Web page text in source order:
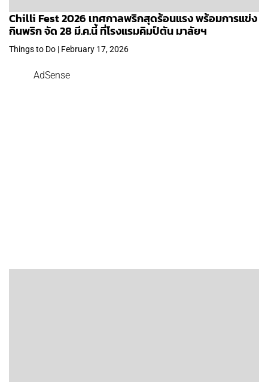
Chilli Fest 2026 เทศกาลพริกสุดร้อนแรง พร้อมการแข่ง
กินพริก จัด 28 มี.ค.นี้ ที่โรงแรมคิมป์ตัน มาลัยฯ
Things to Do | February 17, 2026
AdSense